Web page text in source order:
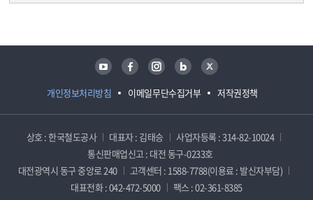
개인정보처리방침 이메일무단수집거부 저작권정책
유튜브 페이스북 인스타그램 블로그 트위터
상호 : 한국철도공사 대표자 : 김태승
사업자등록 : 314-82-10024
통신판매업신고 : 대전 동구-0233호
대전광역시 동구 중앙로 240
고객센터 : 1588-7788(이용료 : 발신자부담)
대표전화 : 042-472-5000
팩스 : 02-361-8385